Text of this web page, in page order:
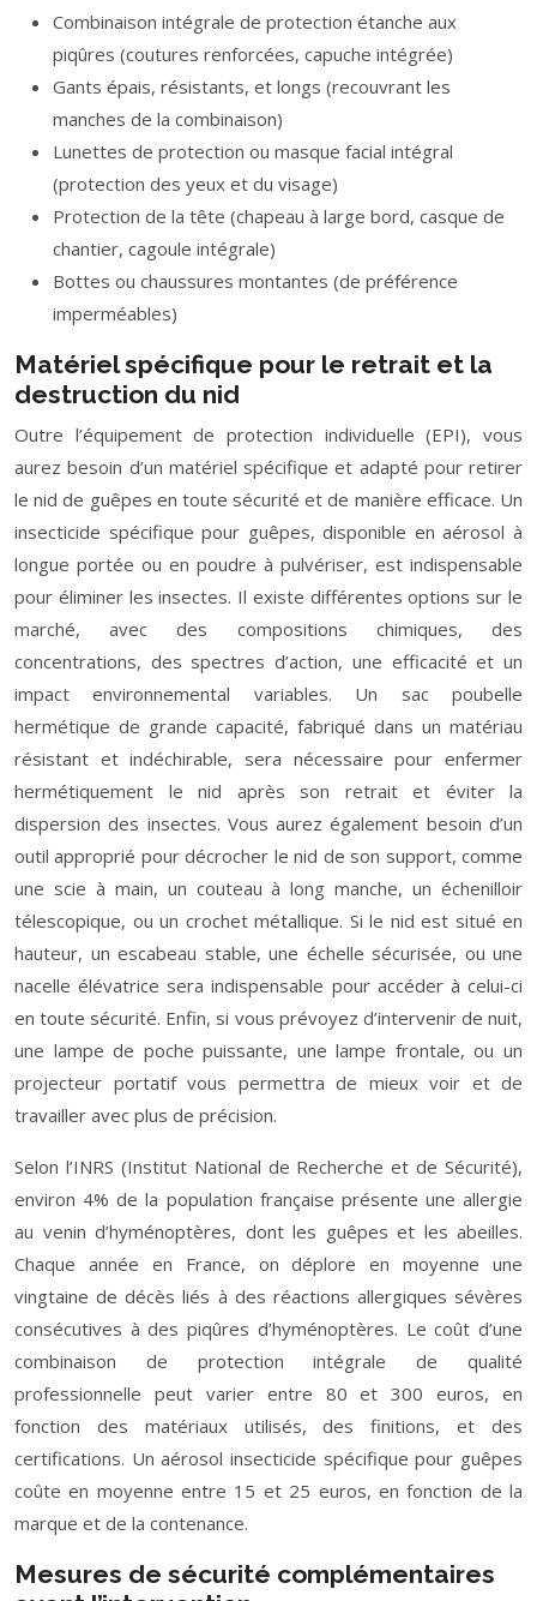
Combinaison intégrale de protection étanche aux
piqûres (coutures renforcées, capuche intégrée)
Gants épais, résistants, et longs (recouvrant les
manches de la combinaison)
Lunettes de protection ou masque facial intégral
(protection des yeux et du visage)
Protection de la tête (chapeau à large bord, casque de
chantier, cagoule intégrale)
Bottes ou chaussures montantes (de préférence
imperméables)
Matériel spécifique pour le retrait et la
destruction du nid
Outre l’équipement de protection individuelle (EPI), vous
aurez besoin d’un matériel spécifique et adapté pour retirer
le nid de guêpes en toute sécurité et de manière efficace. Un
insecticide spécifique pour guêpes, disponible en aérosol à
longue portée ou en poudre à pulvériser, est indispensable
pour éliminer les insectes. Il existe différentes options sur le
marché, avec des compositions chimiques, des
concentrations, des spectres d’action, une efficacité et un
impact environnemental variables. Un sac poubelle
hermétique de grande capacité, fabriqué dans un matériau
résistant et indéchirable, sera nécessaire pour enfermer
hermétiquement le nid après son retrait et éviter la
dispersion des insectes. Vous aurez également besoin d’un
outil approprié pour décrocher le nid de son support, comme
une scie à main, un couteau à long manche, un échenilloir
télescopique, ou un crochet métallique. Si le nid est situé en
hauteur, un escabeau stable, une échelle sécurisée, ou une
nacelle élévatrice sera indispensable pour accéder à celui-ci
en toute sécurité. Enfin, si vous prévoyez d’intervenir de nuit,
une lampe de poche puissante, une lampe frontale, ou un
projecteur portatif vous permettra de mieux voir et de
travailler avec plus de précision.
Selon l’INRS (Institut National de Recherche et de Sécurité),
environ 4% de la population française présente une allergie
au venin d’hyménoptères, dont les guêpes et les abeilles.
Chaque année en France, on déplore en moyenne une
vingtaine de décès liés à des réactions allergiques sévères
consécutives à des piqûres d’hyménoptères. Le coût d’une
combinaison de protection intégrale de qualité
professionnelle peut varier entre 80 et 300 euros, en
fonction des matériaux utilisés, des finitions, et des
certifications. Un aérosol insecticide spécifique pour guêpes
coûte en moyenne entre 15 et 25 euros, en fonction de la
marque et de la contenance.
Mesures de sécurité complémentaires